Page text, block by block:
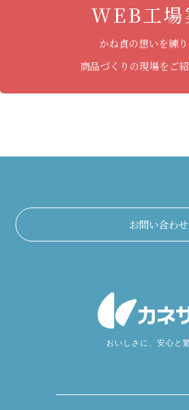
WEB工場
かね貞の想いを練り
商品づくりの現場をご紹
お問い合わせ